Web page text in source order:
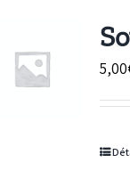
5,00